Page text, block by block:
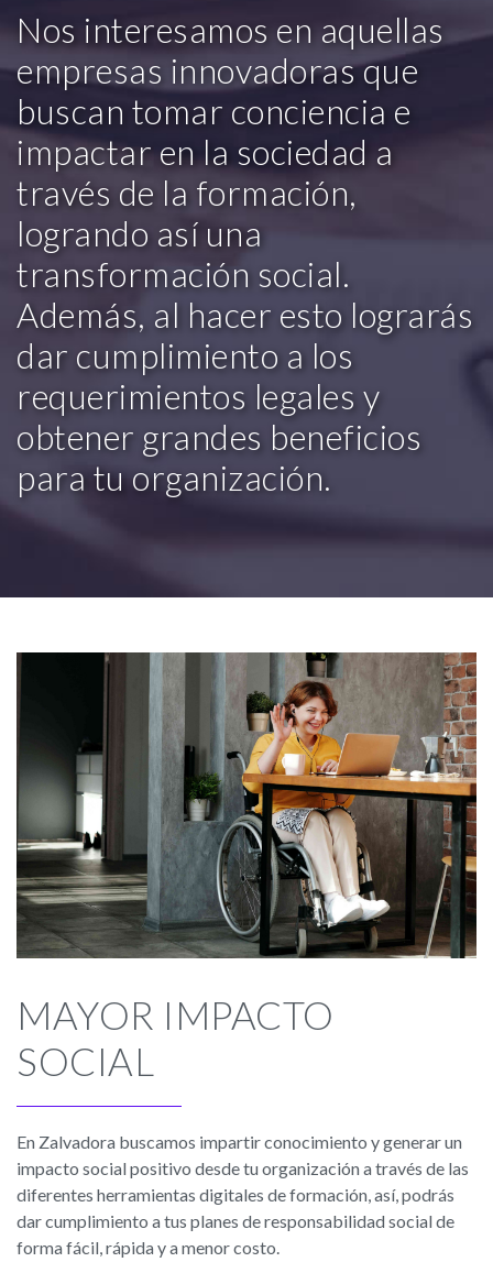
Nos interesamos en aquellas
empresas innovadoras que
buscan tomar conciencia e
impactar en la sociedad a
través de la formación,
logrando así una
transformación social.
Además, al hacer esto lograrás
dar cumplimiento a los
requerimientos legales y
obtener grandes beneficios
para tu organización.
MAYOR IMPACTO
SOCIAL
En Zalvadora buscamos impartir conocimiento y generar un
impacto social positivo desde tu organización a través de las
diferentes herramientas digitales de formación, así, podrás
dar cumplimiento a tus planes de responsabilidad social de
forma fácil, rápida y a menor costo.